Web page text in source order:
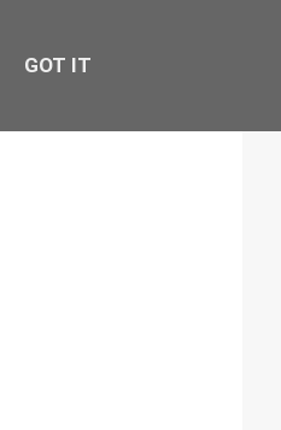
GOT IT